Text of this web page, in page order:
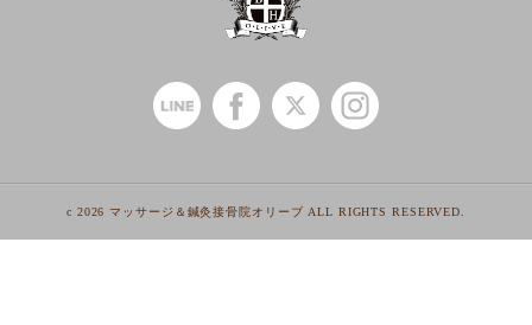
c 2026 マッサージ＆鍼灸接骨院オリーブ ALL RIGHTS RESERVED.